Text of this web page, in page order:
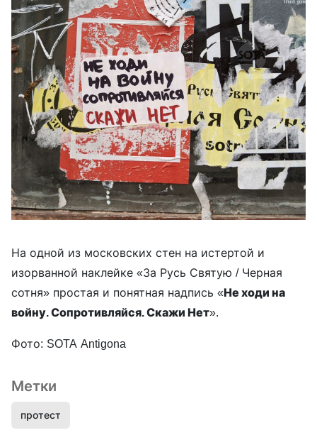
На одной из московских стен на истертой и
изорванной наклейке «За Русь Святую / Черная
сотня» простая и понятная надпись «Не ходи на
войну. Сопротивляйся. Скажи Нет».
Фото: SOTA Antigona
Метки
протест